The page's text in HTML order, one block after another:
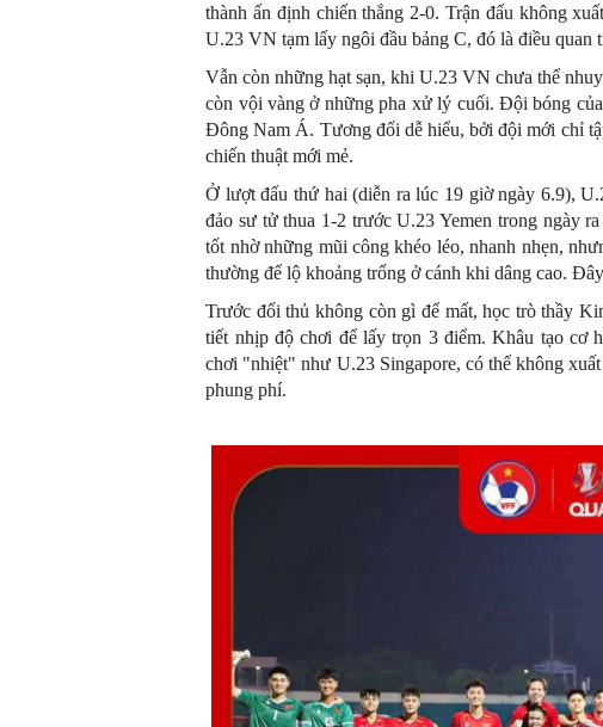
thành ấn định chiến thắng 2-0. Trận đấu không
U.23 VN tạm lấy ngôi đầu bảng C, đó là điều quan
Vẫn còn những hạt sạn, khi U.23 VN chưa thể
còn vội vàng ở những pha xử lý cuối. Đội bóng
Đông Nam Á. Tương đối dễ hiểu, bởi đội mới chỉ
chiến thuật mới mẻ.
Ở lượt đấu thứ hai (diễn ra lúc 19 giờ ngày 6.9),
đảo sư tử thua 1-2 trước U.23 Yemen trong ngày
tốt nhờ những mũi công khéo léo, nhanh nhẹn,
thường để lộ khoảng trống ở cánh khi dâng cao.
Trước đối thủ không còn gì để mất, học trò thầy
tiết nhịp độ chơi để lấy trọn 3 điểm. Khâu tạo cơ
chơi "nhiệt" như U.23 Singapore, có thể không
phung phí.